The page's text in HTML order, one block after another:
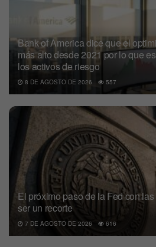
Bank of America dice que el
más alto desde 2021 por lo que
los activos de riesgo
8 DE AGOSTO DE 2026 557
El próximo paso de la Fed con
ser un recorte
7 DE AGOSTO DE 2026 616